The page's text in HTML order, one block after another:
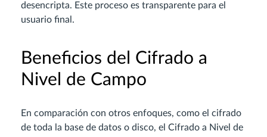
desencripta. Este proceso es transparente para el
usuario final.
Beneficios del Cifrado a
Nivel de Campo
En comparación con otros enfoques, como el cifrado
de toda la base de datos o disco, el Cifrado a Nivel de